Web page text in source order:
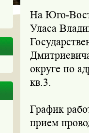
На Юго-
Уласа
округе по
кв.3.
График
прием